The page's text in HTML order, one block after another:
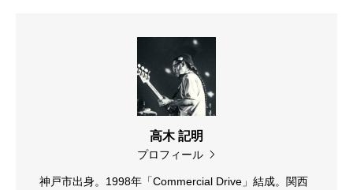
高木 記明
プロフィール
神戸市出身。1998年「Commercial Drive」結成。関西